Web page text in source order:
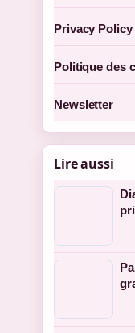
Privacy Policy
Politique des
Newsletter
Lire aussi